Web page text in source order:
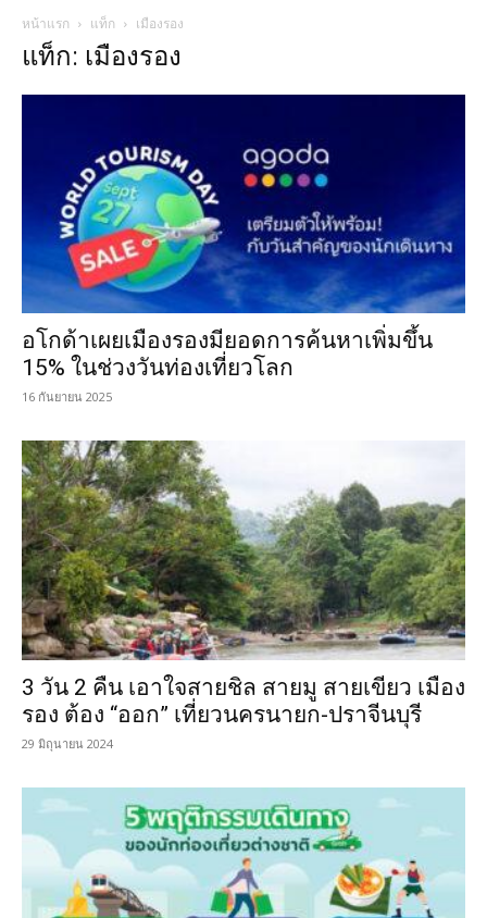
หน้าแรก แท็ก เมืองรอง
แท็ก: เมืองรอง
อโกด้าเผยเมืองรองมียอดการค้นหาเพิ่มขึ้น
15% ในช่วงวันท่องเที่ยวโลก
16 กันยายน 2025
3 วัน 2 คืน เอาใจสายชิล สายมู สายเขียว เมือง
รอง ต้อง “ออก” เที่ยวนครนายก-ปราจีนบุรี
29 มิถุนายน 2024